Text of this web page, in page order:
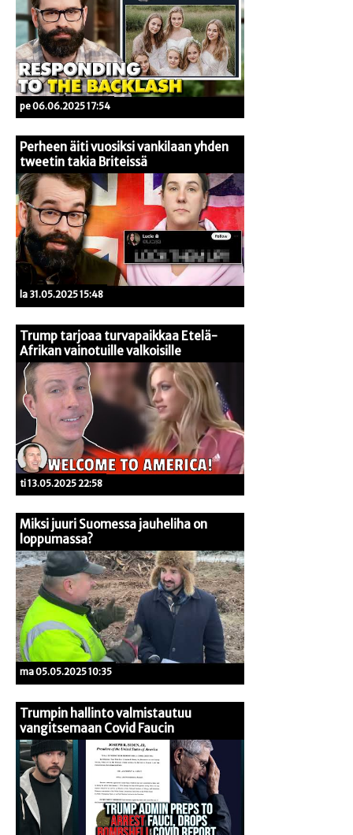
pe 06.06.2025 17:54
Perheen äiti vuosiksi vankilaan yhden
tweetin takia Briteissä
la 31.05.2025 15:48
Trump tarjoaa turvapaikkaa Etelä-
Afrikan vainotuille valkoisille
ti 13.05.2025 22:58
Miksi juuri Suomessa jauheliha on
loppumassa?
ma 05.05.2025 10:35
Trumpin hallinto valmistautuu
vangitsemaan Covid Faucin